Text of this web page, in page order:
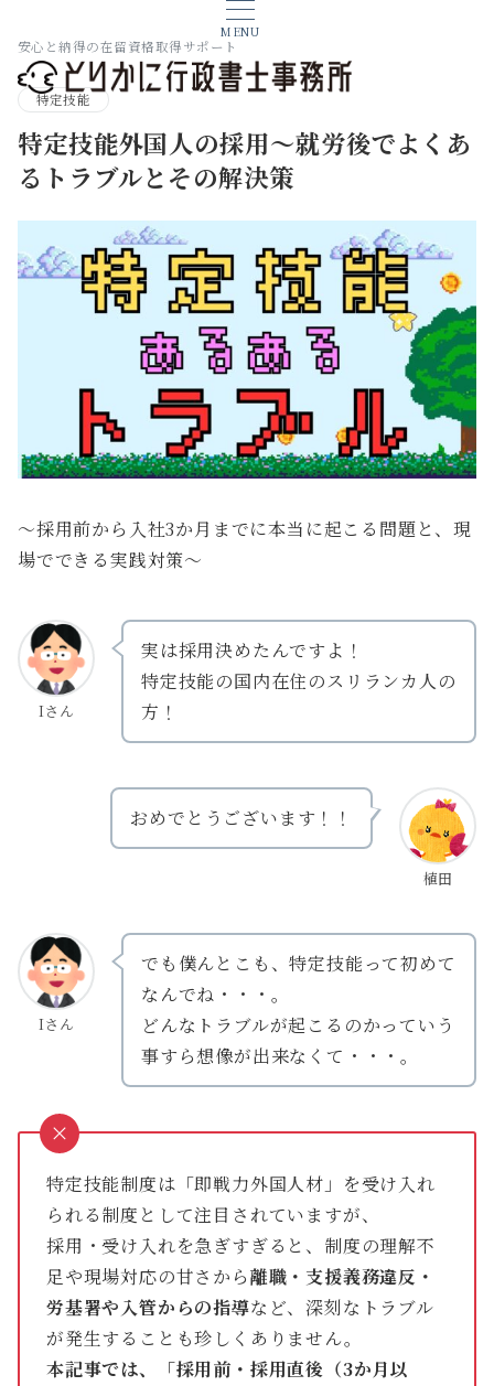
MENU
安心と納得の在留資格取得サポート
特定技能
特定技能外国人の採用～就労後でよくあ
るトラブルとその解決策
〜採用前から入社3か月までに本当に起こる問題と、現
場でできる実践対策〜
Iさん
実は採用決めたんですよ！
特定技能の国内在住のスリランカ人の
方！
植田
おめでとうございます！！
Iさん
でも僕んとこも、特定技能って初めて
なんでね・・・。
どんなトラブルが起こるのかっていう
事すら想像が出来なくて・・・。
特定技能制度は「即戦力外国人材」を受け入れ
られる制度として注目されていますが、
採用・受け入れを急ぎすぎると、制度の理解不
足や現場対応の甘さから離職・支援義務違反・
労基署や入管からの指導など、深刻なトラブル
が発生することも珍しくありません。
本記事では、「採用前・採用直後（3か月以